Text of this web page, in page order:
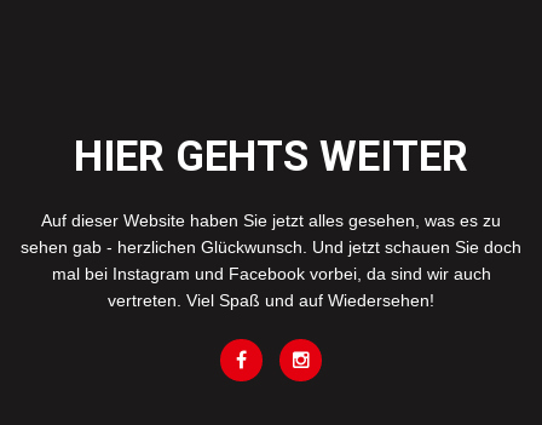
HIER GEHTS WEITER
Auf dieser Website haben Sie jetzt alles gesehen, was es zu
sehen gab - herzlichen Glückwunsch. Und jetzt schauen Sie doch
mal bei Instagram und Facebook vorbei, da sind wir auch
vertreten. Viel Spaß und auf Wiedersehen!